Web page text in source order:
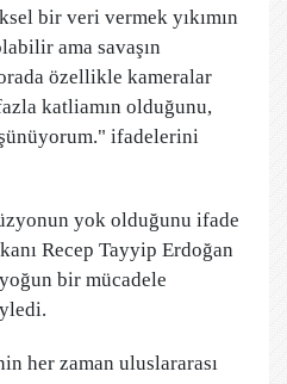
bir veri vermek yıkımın
ama savaşın
özellikle kameralar
katliamın olduğunu,
ifadelerini
yok olduğunu ifade
Recep Tayyip Erdoğan
bir mücadele
her zaman uluslararası